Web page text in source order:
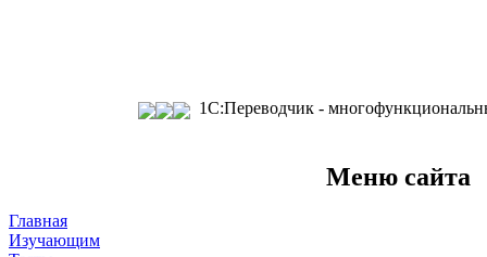
1С:Переводчик -
Меню сайта
Главная
Изучающим